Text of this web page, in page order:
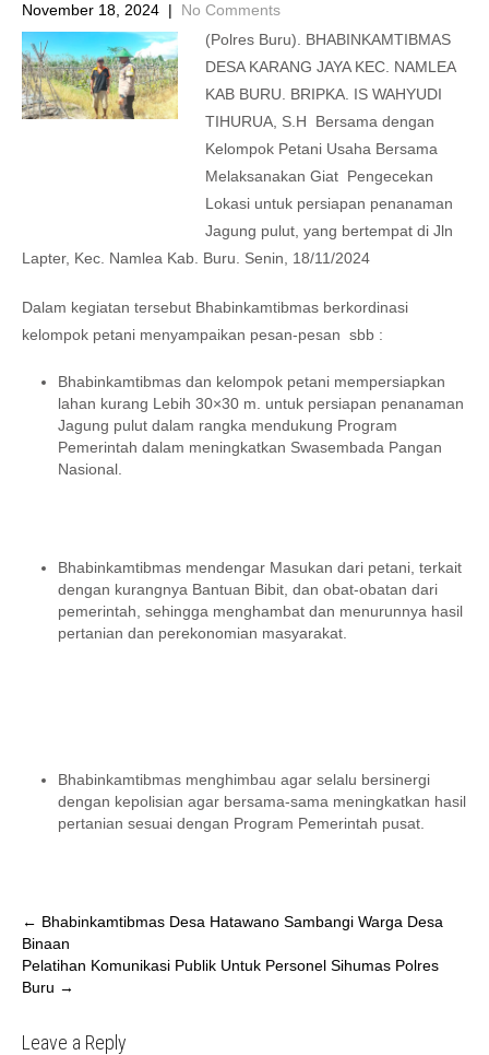
November 18, 2024 | No Comments
(Polres Buru). BHABINKAMTIBMAS
DESA KARANG JAYA KEC. NAMLEA
KAB BURU. BRIPKA. IS WAHYUDI
TIHURUA, S.H Bersama dengan
Kelompok Petani Usaha Bersama
Melaksanakan Giat Pengecekan
Lokasi untuk persiapan penanaman
Jagung pulut, yang bertempat di Jln
Lapter, Kec. Namlea Kab. Buru. Senin, 18/11/2024
Dalam kegiatan tersebut Bhabinkamtibmas berkordinasi
kelompok petani menyampaikan pesan-pesan sbb :
Bhabinkamtibmas dan kelompok petani mempersiapkan
lahan kurang Lebih 30×30 m. untuk persiapan penanaman
Jagung pulut dalam rangka mendukung Program
Pemerintah dalam meningkatkan Swasembada Pangan
Nasional.
Bhabinkamtibmas mendengar Masukan dari petani, terkait
dengan kurangnya Bantuan Bibit, dan obat-obatan dari
pemerintah, sehingga menghambat dan menurunnya hasil
pertanian dan perekonomian masyarakat.
Bhabinkamtibmas menghimbau agar selalu bersinergi
dengan kepolisian agar bersama-sama meningkatkan hasil
pertanian sesuai dengan Program Pemerintah pusat.
← Bhabinkamtibmas Desa Hatawano Sambangi Warga Desa
Binaan
Pelatihan Komunikasi Publik Untuk Personel Sihumas Polres
Buru →
Leave a Reply